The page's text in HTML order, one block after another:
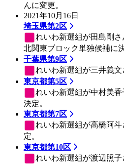
んに変更。
2021年10月16日
埼玉県第2区
れいわ新選組が田島剛
北関東ブロック単独候補に決
千葉県第9区
れいわ新選組が三井義文
東京都第5区
れいわ新選組が中村美
決定。
東京都第7区
れいわ新選組が高橋阿
定。
東京都第10区
れいわ新選組が渡辺照